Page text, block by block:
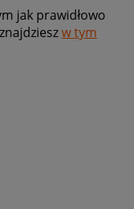
jak prawidłowo
w tym